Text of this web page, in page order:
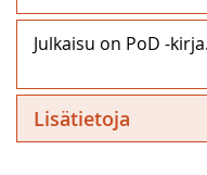
Julkaisu on PoD -kirja.
Lisätietoja